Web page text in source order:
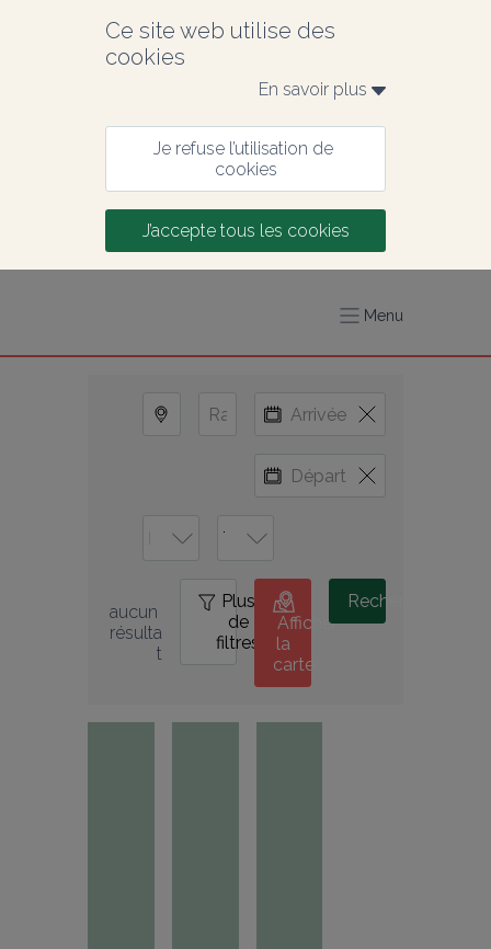
Ce site web utilise des
cookies
En savoir plus
Je refuse l’utilisation de
cookies
J’accepte tous les cookies
Menu
aucun
résulta
t
Plus
de
filtres
Afficher
la
carte
Rechercher